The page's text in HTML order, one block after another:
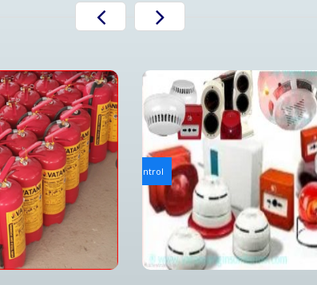
Bakım ve Kontrolleri
Sistemi Bakımı | Periyodik Kontrol
Mekanik Yangın Tesisatı
Bursa Mekanik Yangın Tesisatı
Detaylar